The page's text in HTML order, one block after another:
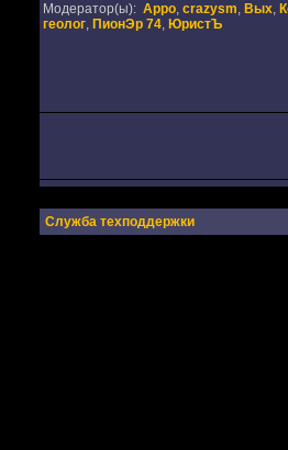
Модератор(ы): Appo, crazysm, Вых,
геолог, ПионЭр 74, ЮристЪ
Служба техподдержки